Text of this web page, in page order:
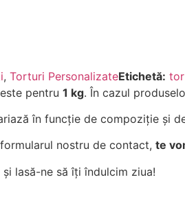
, Torturi PersonalizateEtichetă:
pentru 1 kg. În cazul
în funcție de compoziție și
nostru de contact, te
lasă-ne să îți îndulcim ziua!